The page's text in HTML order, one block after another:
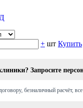
+ шт Купить
Запросите
безналичный расчёт,